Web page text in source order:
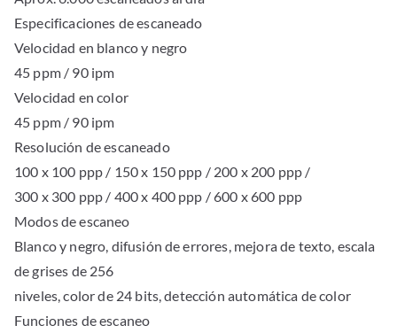
Especificaciones de escaneado
Velocidad en blanco y negro
45 ppm / 90 ipm
Velocidad en color
45 ppm / 90 ipm
Resolución de escaneado
100 x 100 ppp / 150 x 150 ppp / 200 x 200 ppp /
300 x 300 ppp / 400 x 400 ppp / 600 x 600 ppp
Modos de escaneo
Blanco y negro, difusión de errores, mejora de texto, escala
de grises de 256
niveles, color de 24 bits, detección automática de color
Funciones de escaneo